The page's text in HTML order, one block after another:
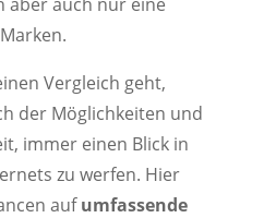
Vergleich geht,
der Möglichkeiten und
immer einen Blick in
zu werfen. Hier
aufumfassende